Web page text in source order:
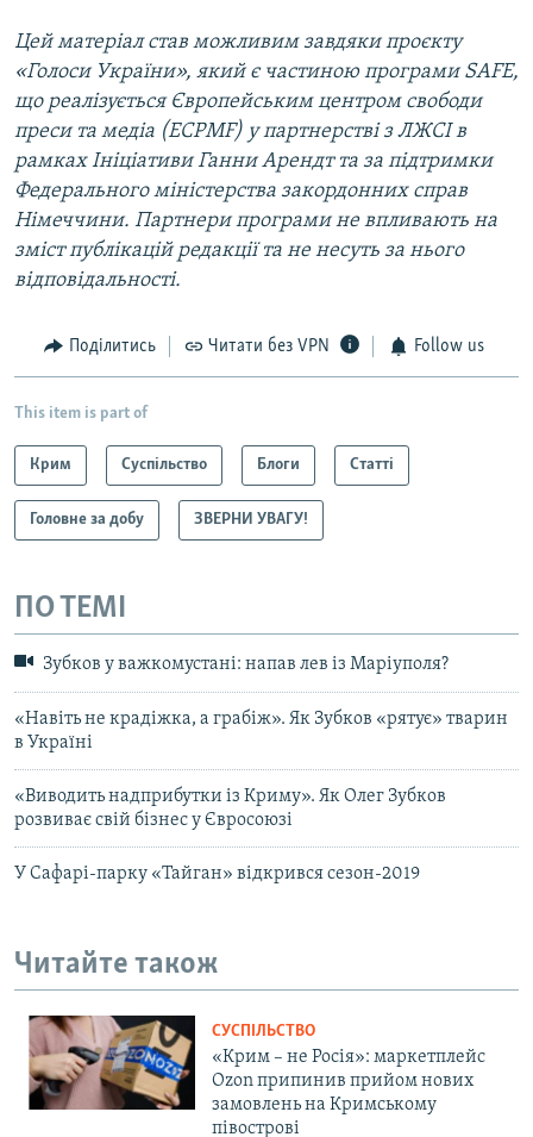
Цей матеріал став можливим завдяки проєкту
«Голоси України», який є частиною програми SAFE,
що реалізується Європейським центром свободи
преси та медіа (ECPMF) у партнерстві з ЛЖСІ в
рамках Ініціативи Ганни Арендт та за підтримки
Федерального міністерства закордонних справ
Німеччини. Партнери програми не впливають на
зміст публікацій редакції та не несуть за нього
відповідальності.
Поділитись Читати без VPN Follow us
This item is part of
Крим Суспільство Блоги Статті
Головне за добу ЗВЕРНИ УВАГУ!
ПО ТЕМІ
Зубков у важкомустані: напав лев із Маріуполя?
«Навіть не крадіжка, а грабіж». Як Зубков «рятує» тварин
в Україні
«Виводить надприбутки із Криму». Як Олег Зубков
розвиває свій бізнес у Євросоюзі
У Сафарі-парку «Тайган» відкрився сезон-2019
Читайте також
СУСПІЛЬСТВО
«Крим – не Росія»: маркетплейс
Ozon припинив прийом нових
замовлень на Кримському
півострові